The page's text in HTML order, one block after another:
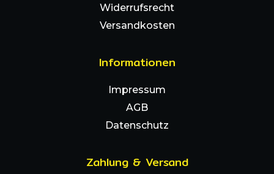
Widerrufsrecht
Versandkosten
Informationen
Impressum
AGB
Datenschutz
Zahlung & Versand